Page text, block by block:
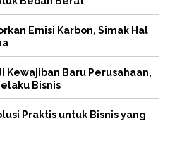
Emisi Karbon, Simak Hal
Kewajiban Baru Perusahaan,
Bisnis
Praktis untuk Bisnis yang